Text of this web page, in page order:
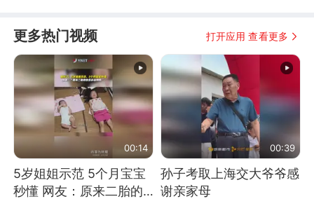
更多热门视频 打开应用 查看更多
00:14
5岁姐姐示范 5个月宝宝
秒懂 网友：原来二胎的
00:39
孙子考取上海交大爷爷感
谢亲家母